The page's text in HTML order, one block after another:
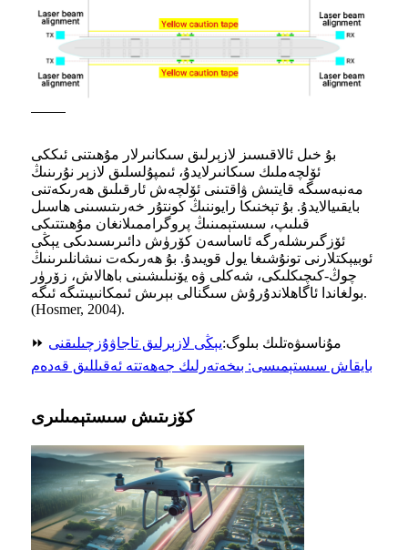
بۇ خىل ئالاقىسىز لازېرلىق سىكانىرلار مۇھىتنى ئىككى
ئۆلچەملىك سىكانىرلايدۇ، ئىمپۇلسلىق لازېر نۇرىنىڭ
مەنبەسىگە قايتىش ۋاقتىنى ئۆلچەش ئارقىلىق ھەرىكەتنى
بايقىيالايدۇ. بۇ تېخنىكا رايوننىڭ كونتۇر خەرىتىسىنى ھاسىل
قىلىپ، سىستېمىنىڭ پروگراممىلانغان مۇھىتتىكى
ئۆزگىرىشلەرگە ئاساسەن كۆرۈش دائىرىسىدىكى يېڭى
ئوبيېكتلارنى تونۇشىغا يول قويىدۇ. بۇ ھەرىكەت نىشانلىرىنىڭ
چوڭ-كىچىكلىكى، شەكلى ۋە يۆنىلىشىنى باھالاش، زۆرۈر
بولغاندا ئاگاھلاندۇرۇش سىگنالى بېرىش ئىمكانىيىتىگە ئىگە.
(Hosmer, 2004).
⏩ مۇناسىۋەتلىك بىلوگ:يېڭى لازېرلىق تاجاۋۇزچىلىقنى
بايقاش سىستېمىسى: بىخەتەرلىك جەھەتتە ئەقىللىق قەدەم
كۆزىتىش سىستېمىلىرى